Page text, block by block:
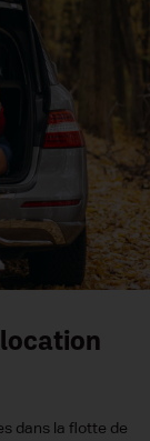
location
dans la flotte de